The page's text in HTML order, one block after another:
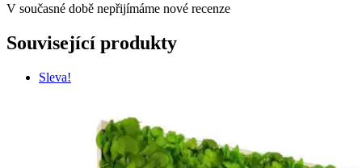
V současné době nepřijímáme nové recenze
Související produkty
Sleva!